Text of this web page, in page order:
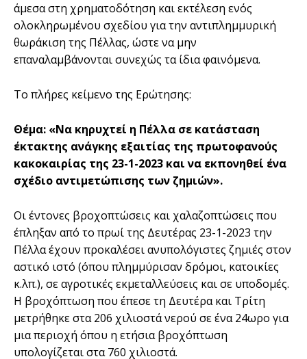
άμεσα στη χρηματοδότηση και εκτέλεση ενός
ολοκληρωμένου σχεδίου για την αντιπλημμυρική
θωράκιση της Πέλλας, ώστε να μην
επαναλαμβάνονται συνεχώς τα ίδια φαινόμενα.
Tο πλήρες κείμενο της Ερώτησης:
Θέμα: «Να κηρυχτεί η Πέλλα σε κατάσταση
έκτακτης ανάγκης εξαιτίας της πρωτοφανούς
κακοκαιρίας της 23-1-2023 και να εκπονηθεί ένα
σχέδιο αντιμετώπισης των ζημιών».
Οι έντονες βροχοπτώσεις και χαλαζοπτώσεις που
έπληξαν από το πρωί της Δευτέρας 23-1-2023 την
Πέλλα έχουν προκαλέσει ανυπολόγιστες ζημιές στον
αστικό ιστό (όπου πλημμύρισαν δρόμοι, κατοικίες
κ.λπ.), σε αγροτικές εκμεταλλεύσεις και σε υποδομές.
Η βροχόπτωση που έπεσε τη Δευτέρα και Τρίτη
μετρήθηκε στα 206 χιλιοστά νερού σε ένα 24ωρο για
μια περιοχή όπου η ετήσια βροχόπτωση
υπολογίζεται στα 760 χιλιοστά.